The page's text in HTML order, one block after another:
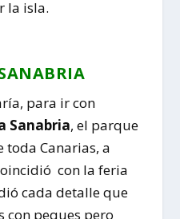
la isla.
para ir con
Sanabria, el parque
toda Canarias, a
con la feria
cada detalle que
con peques pero